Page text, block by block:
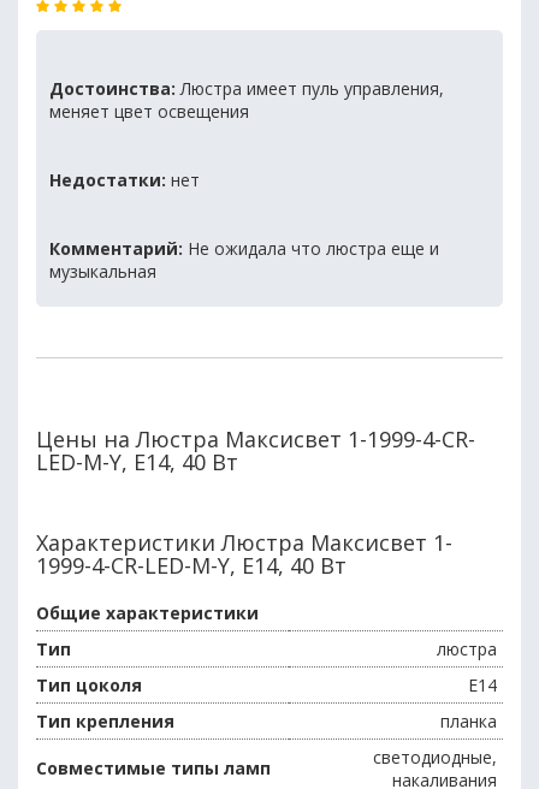
Достоинства: Люстра имеет пуль управления,
меняет цвет освещения
Недостатки: нет
Комментарий: Не ожидала что люстра еще и
музыкальная
Цены на Люстра Максисвет 1-1999-4-CR-
LED-M-Y, E14, 40 Вт
Характеристики Люстра Максисвет 1-
1999-4-CR-LED-M-Y, E14, 40 Вт
Общие характеристики
Тип
люстра
Тип цоколя
E14
Тип крепления
планка
Совместимые типы ламп
светодиодные,
накаливания